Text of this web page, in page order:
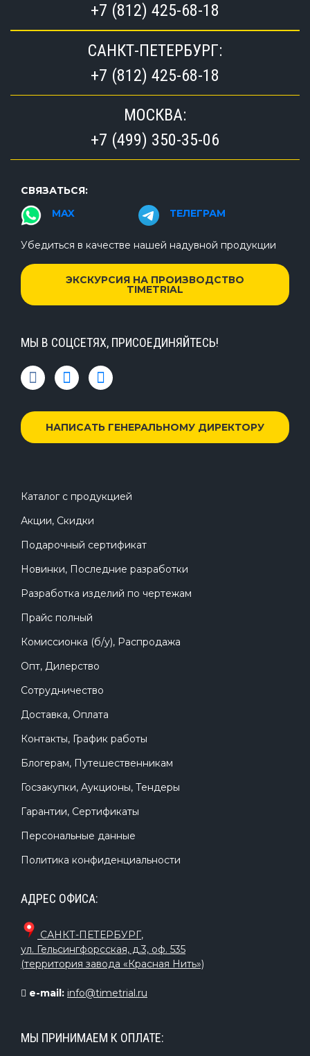
+7 (812) 425-68-18
САНКТ-ПЕТЕРБУРГ:
+7 (812) 425-68-18
МОСКВА:
+7 (499) 350-35-06
СВЯЗАТЬСЯ:
MAX
ТЕЛЕГРАМ
Убедиться в качестве нашей надувной продукции
ЭКСКУРСИЯ НА ПРОИЗВОДСТВО
TIMETRIAL
МЫ В СОЦСЕТЯХ, ПРИСОЕДИНЯЙТЕСЬ!
НАПИСАТЬ ГЕНЕРАЛЬНОМУ ДИРЕКТОРУ
Каталог с продукцией
Акции, Скидки
Подарочный сертификат
Новинки, Последние разработки
Разработка изделий по чертежам
Прайс полный
Комиссионка (б/у), Распродажа
Опт, Дилерство
Сотрудничество
Доставка, Оплата
Контакты, График работы
Блогерам, Путешественникам
Госзакупки, Аукционы, Тендеры
Гарантии, Сертификаты
Персональные данные
Политика конфиденциальности
АДРЕС ОФИСА:
САНКТ-ПЕТЕРБУРГ,
ул. Гельсингфорсская, д.3, оф. 535
(территория завода «Красная Нить»)
e-mail: info@timetrial.ru
МЫ ПРИНИМАЕМ К ОПЛАТЕ: